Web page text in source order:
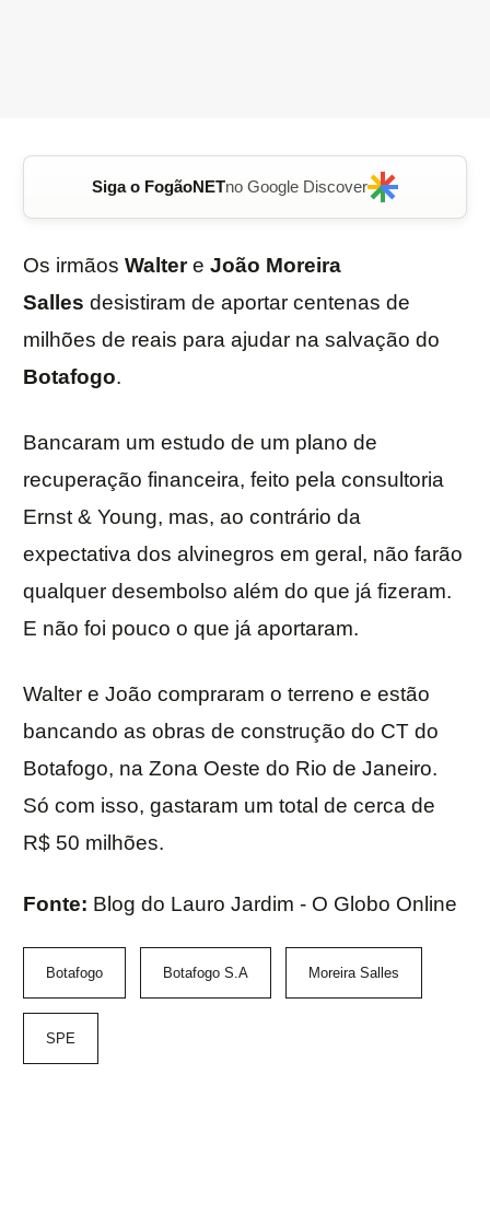
Siga o FogãoNETno Google Discover
Os irmãos Waltere João Moreira
Salles desistiram de aportar centenas de
milhões de reais para ajudar na salvação do
Botafogo.
Bancaram um estudo de um plano de
recuperação financeira, feito pela consultoria
Ernst & Young, mas, ao contrário da
expectativa dos alvinegros em geral, não farão
qualquer desembolso além do que já fizeram.
E não foi pouco o que já aportaram.
Walter e João compraram o terreno e estão
bancando as obras de construção do CT do
Botafogo, na Zona Oeste do Rio de Janeiro.
Só com isso, gastaram um total de cerca de
R$ 50 milhões.
Fonte: Blog do Lauro Jardim - O Globo Online
Botafogo Botafogo S.A Moreira Salles
SPE